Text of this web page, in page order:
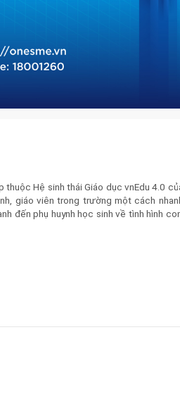
thuộc Hệ sinh thái Giáo dục vnEdu 4.0
giáo viên trong trường một cách
đến phụ huynh học sinh về tình hình